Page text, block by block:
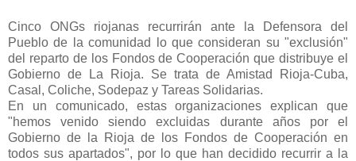
Cinco ONGs riojanas recurrirán ante la Defensora del
Pueblo de la comunidad lo que consideran su "exclusión"
del reparto de los Fondos de Cooperación que distribuye el
Gobierno de La Rioja. Se trata de Amistad Rioja-Cuba,
Casal, Coliche, Sodepaz y Tareas Solidarias.
En un comunicado, estas organizaciones explican que
"hemos venido siendo excluidas durante años por el
Gobierno de la Rioja de los Fondos de Cooperación en
todos sus apartados", por lo que han decidido recurrir a la